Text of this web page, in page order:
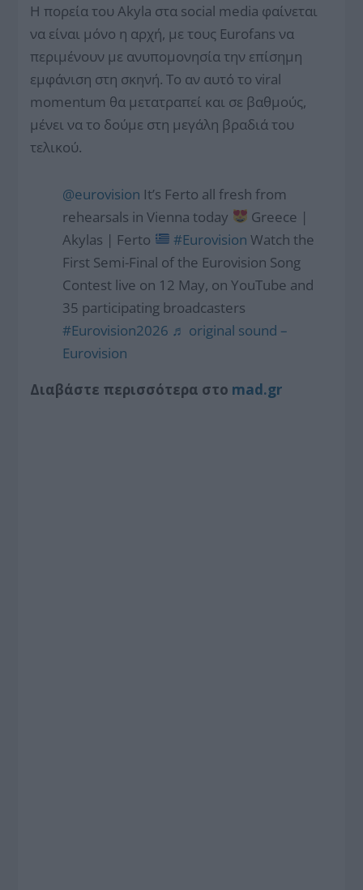
Η πορεία του Akyla στα social media φαίνεται
να είναι μόνο η αρχή, με τους Eurofans να
περιμένουν με ανυπομονησία την επίσημη
εμφάνιση στη σκηνή. Το αν αυτό το viral
momentum θα μετατραπεί και σε βαθμούς,
μένει να το δούμε στη μεγάλη βραδιά του
τελικού.
@eurovision It’s Ferto all fresh from
rehearsals in Vienna today
Greece |
Akylas | Ferto
#Eurovision Watch the
First Semi-Final of the Eurovision Song
Contest live on 12 May, on YouTube and
35 participating broadcasters
#Eurovision2026 ♬ original sound –
Eurovision
Διαβάστε περισσότερα στο mad.gr